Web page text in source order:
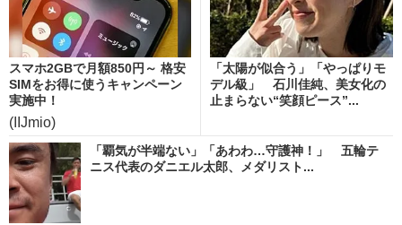
スマホ2GBで月額850円～ 格安
SIMをお得に使うキャンペーン
実施中！
(IIJmio)
「太陽が似合う」「やっぱりモ
デル級」 石川佳純、美女化の
止まらない“笑顔ピース”...
「覇気が半端ない」「あわわ…守護神！」 五輪テ
ニス代表のダニエル太郎、メダリスト...